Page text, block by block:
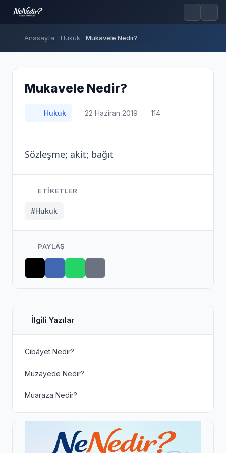
Anasayfa Hukuk Mukavele Nedir?
Mukavele Nedir?
Hukuk 22 Haziran 2019 114
Sözleşme; akit; bağıt
ETIKETLER
#Hukuk
PAYLAŞ
İlgili Yazılar
Cibâyet Nedir?
Müzayede Nedir?
Muaraza Nedir?